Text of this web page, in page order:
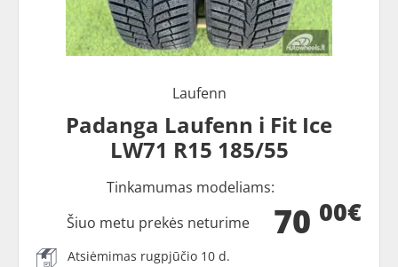
Laufenn
Padanga Laufenn i Fit Ice
LW71 R15 185/55
Tinkamumas modeliams:
70 00€
Šiuo metu prekės neturime
Atsiėmimas rugpjūčio 10 d.